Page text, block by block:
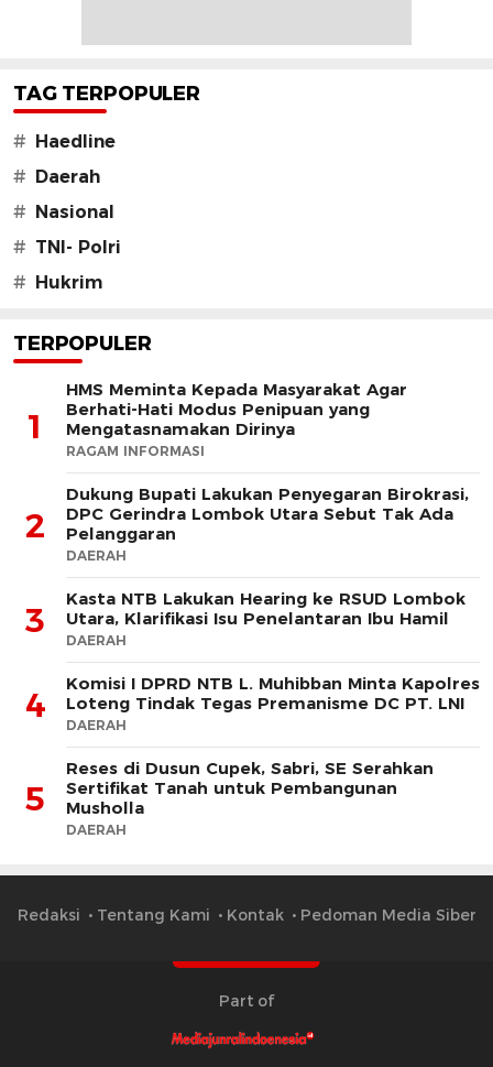
TAG TERPOPULER
# Haedline
# Daerah
# Nasional
# TNI- Polri
# Hukrim
TERPOPULER
1
HMS Meminta Kepada Masyarakat Agar
Berhati-Hati Modus Penipuan yang
Mengatasnamakan Dirinya
RAGAM INFORMASI
2
Dukung Bupati Lakukan Penyegaran Birokrasi,
DPC Gerindra Lombok Utara Sebut Tak Ada
Pelanggaran
DAERAH
3
Kasta NTB Lakukan Hearing ke RSUD Lombok
Utara, Klarifikasi Isu Penelantaran Ibu Hamil
DAERAH
4
Komisi I DPRD NTB L. Muhibban Minta Kapolres
Loteng Tindak Tegas Premanisme DC PT. LNI
DAERAH
5
Reses di Dusun Cupek, Sabri, SE Serahkan
Sertifikat Tanah untuk Pembangunan
Musholla
DAERAH
Redaksi Tentang Kami Kontak Pedoman Media Siber
Part of